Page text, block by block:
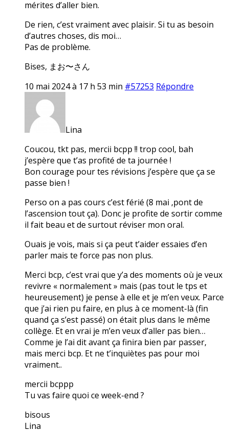
mérites d’aller bien.
De rien, c’est vraiment avec plaisir. Si tu as besoin
d’autres choses, dis moi…
Pas de problème.
Bises, まお〜さん
10 mai 2024 à 17 h 53 min #57253 Répondre
Lina
Coucou, tkt pas, mercii bcpp !! trop cool, bah
j’espère que t’as profité de ta journée !
Bon courage pour tes révisions j’espère que ça se
passe bien !
Perso on a pas cours c’est férié (8 mai ,pont de
l’ascension tout ça). Donc je profite de sortir comme
il fait beau et de surtout réviser mon oral.
Ouais je vois, mais si ça peut t’aider essaies d’en
parler mais te force pas non plus.
Merci bcp, c’est vrai que y’a des moments où je veux
revivre « normalement » mais (pas tout le tps et
heureusement) je pense à elle et je m’en veux. Parce
que j’ai rien pu faire, en plus à ce moment-là (fin
quand ça s’est passé) on était plus dans le même
collège. Et en vrai je m’en veux d’aller pas bien…
Comme je l’ai dit avant ça finira bien par passer,
mais merci bcp. Et ne t’inquiètes pas pour moi
vraiment..
mercii bcppp
Tu vas faire quoi ce week-end ?
bisous
Lina